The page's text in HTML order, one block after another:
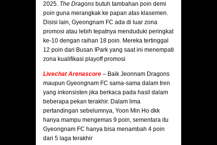
2025. The Dragons butuh tambahan poin demi
poin guna merangkak ke papan atas klasemen.
Disisi lain, Gyeongnam FC ada di luar zona
promosi atau lebih tepatnya menduduki peringkat
ke-10 dengan raihan 18 poin. Mereka tertinggal
12 poin dari Busan IPark yang saat ini menempati
zona kualifikasi playoff promosi
Livechat Arenascore – Baik Jeonnam Dragons
maupun Gyeongnam FC sama-sama dalam tren
yang inkonsisten jika berkaca pada hasil dalam
beberapa pekan terakhir. Dalam lima
pertandingan sebelumnya, Yoon Min Ho dkk
hanya mampu mengemas 9 poin, sementara itu
Gyeongnam FC hanya bisa menambah 4 poin
dari 5 laga terakhir